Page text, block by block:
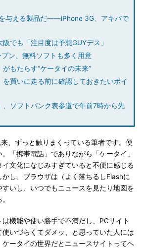
与える製品だ――iPhone 3G、アキバで
でも「注目度は予想GUYデス」
ン、無料ソフトも多く用意
がもたらす“ケータイの未来”
を買いに走る前に確認しておきたいポイ
、ソフトバンク表参道で午前7時から先
、ずっと触りまくっている筆者です。便
「携帯電話」でありながら「ケータイ」
文化になじみすぎていると不便に感じる
し、ブラウザは（よく落ちるしFlashに
いし、いつでもニュースを見たり地図を
機能や使い勝手で不満だし、PCサイト
いづらくてダメッ、と思っていた人には
ータイの世界だとニュースサイトってヘ